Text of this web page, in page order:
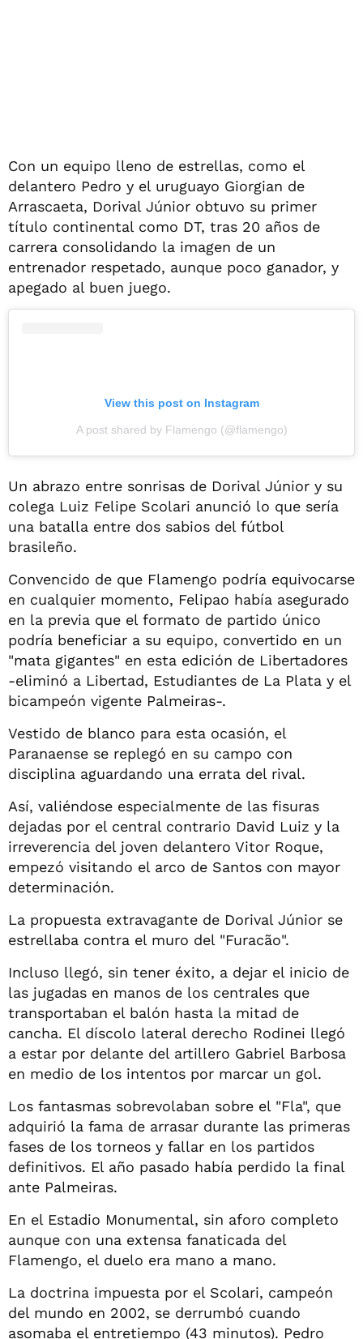
Con un equipo lleno de estrellas, como el
delantero Pedro y el uruguayo Giorgian de
Arrascaeta, Dorival Júnior obtuvo su primer
título continental como DT, tras 20 años de
carrera consolidando la imagen de un
entrenador respetado, aunque poco ganador, y
apegado al buen juego.
View this post on Instagram
A post shared by Flamengo (@flamengo)
Un abrazo entre sonrisas de Dorival Júnior y su
colega Luiz Felipe Scolari anunció lo que sería
una batalla entre dos sabios del fútbol
brasileño.
Convencido de que Flamengo podría equivocarse
en cualquier momento, Felipao había asegurado
en la previa que el formato de partido único
podría beneficiar a su equipo, convertido en un
"mata gigantes" en esta edición de Libertadores
-eliminó a Libertad, Estudiantes de La Plata y el
bicampeón vigente Palmeiras-.
Vestido de blanco para esta ocasión, el
Paranaense se replegó en su campo con
disciplina aguardando una errata del rival.
Así, valiéndose especialmente de las fisuras
dejadas por el central contrario David Luiz y la
irreverencia del joven delantero Vitor Roque,
empezó visitando el arco de Santos con mayor
determinación.
La propuesta extravagante de Dorival Júnior se
estrellaba contra el muro del "Furacão".
Incluso llegó, sin tener éxito, a dejar el inicio de
las jugadas en manos de los centrales que
transportaban el balón hasta la mitad de
cancha. El díscolo lateral derecho Rodinei llegó
a estar por delante del artillero Gabriel Barbosa
en medio de los intentos por marcar un gol.
Los fantasmas sobrevolaban sobre el "Fla", que
adquirió la fama de arrasar durante las primeras
fases de los torneos y fallar en los partidos
definitivos. El año pasado había perdido la final
ante Palmeiras.
En el Estadio Monumental, sin aforo completo
aunque con una extensa fanaticada del
Flamengo, el duelo era mano a mano.
La doctrina impuesta por el Scolari, campeón
del mundo en 2002, se derrumbó cuando
asomaba el entretiempo (43 minutos). Pedro